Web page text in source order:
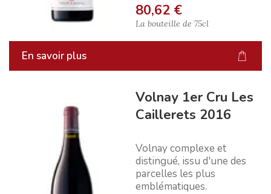
80,62 €
La bouteille de 75cl
En savoir plus
Volnay 1er Cru Les
Caillerets 2016
Volnay complexe et
distingué, issu d'une des
parcelles les plus
emblématiques.